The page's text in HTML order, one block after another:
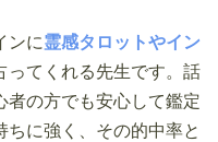
ンに霊感タロットやイン
ってくれる先生です。話
者の方でも安心して鑑定
ちに強く、その的中率と